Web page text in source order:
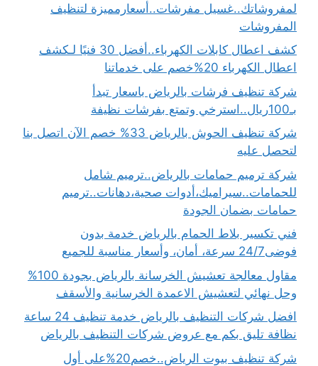
لمفروشاتك..غسيل مفرشات..أسعارمميزة لتنظيف
المفروشات
كشف اعطال كابلات الكهرباء..أفضل 30 فنيًا لـكشف
اعطال الكهرباء 20%خصم على خدماتنا
شركة تنظيف فرشات بالرياض باسعار تبدأ
بـ100ريال..استرخي وتمتع بفرشات نظيفة
شركة تنظيف الحوش بالرياض 33% خصم الآن اتصل بنا
لتحصل عليه
شركة ترميم حمامات بالرياض..ترميم شامل
للحمامات..سيراميك،أدوات صحية،دهانات..ترميم
حمامات بضمان الجودة
فني تكسير بلاط الحمام بالرياض خدمة بدون
فوضى24/7 سرعة، أمان، وأسعار مناسبة للجميع
مقاول معالجة تعشيش الخرسانة بالرياض بجودة 100%
وحل نهائي لتعشيش الاعمدة الخرسانية والأسقف
افضل شركات التنظيف بالرياض خدمة تنظيف 24 ساعة
نظافة تليق بكم مع عروض شركات التنظيف بالرياض
شركة تنظيف بيوت الرياض..خصم20%على أول